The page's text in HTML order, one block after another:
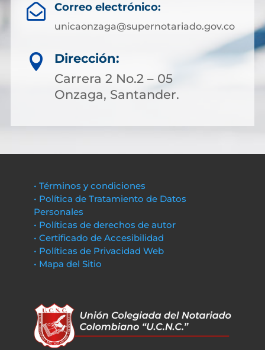
 Correo electrónico:
unicaonzaga@supernotariado.gov.co

Dirección:
Carrera 2 No.2 – 05
Onzaga, Santander.
• Términos y condiciones
• Política de Tratamiento de Datos
Personales
• Políticas de derechos de autor
• Certificado de Accesibilidad
• Políticas de Privacidad Web
• Mapa del Sitio